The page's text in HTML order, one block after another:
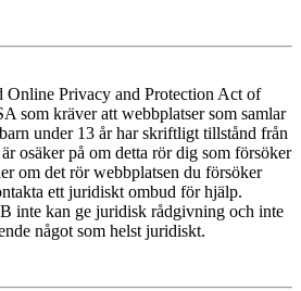
Privacy and Protection Act of
som kräver att webbplatser som samlar
under 13 år har skriftligt tillstånd från
osäker på om detta rör dig som försöker
om det rör webbplatsen du försöker
ett juridiskt ombud för hjälp.
inte kan ge juridisk rådgivning och inte
något som helst juridiskt.